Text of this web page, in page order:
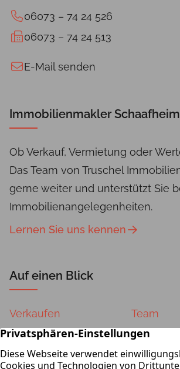
06073 – 74 24 526
06073 – 74 24 513
E-Mail senden
Immobilienmakler Schaafheim
Ob Verkauf, Vermietung oder
Das Team von Truschel
gerne weiter und unterstützt Sie
Immobilienangelegenheiten.
Lernen Sie uns kennen
Auf einen Blick
Verkaufen Team